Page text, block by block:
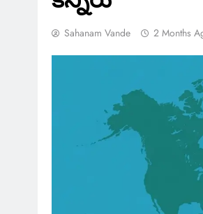
Sahanam Vande 2 Months